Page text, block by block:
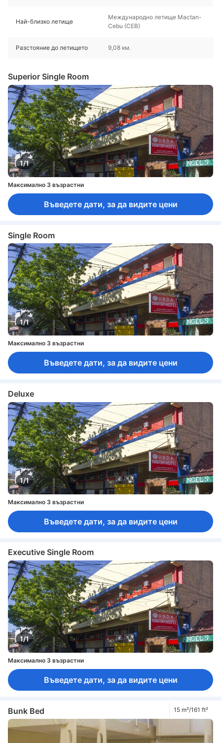
Най-близко летище
Международно летище Mactan-
Cebu (CEB)
Разстояние до летището 9,08 км.
Superior Single Room
1/1
Максимално 3 възрастни
Въведете дати, за да видите цени
Single Room
1/1
Максимално 3 възрастни
Въведете дати, за да видите цени
Deluxe
1/1
Максимално 3 възрастни
Въведете дати, за да видите цени
Executive Single Room
1/1
Максимално 3 възрастни
Въведете дати, за да видите цени
Bunk Bed 15 m²/161 ft²